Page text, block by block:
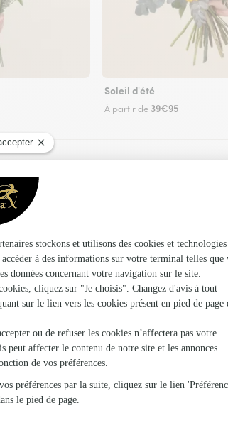
Soleil d'été
À partir de 39€95
à L’Hôpital-Saint-Blaise
Les